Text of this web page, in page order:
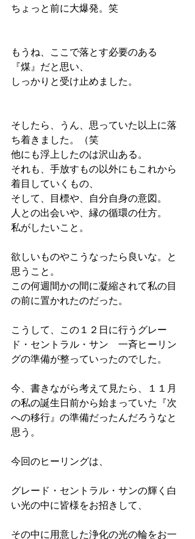
ちょっと前に大爆発。笑
もうね、ここで落とす必要のある
『煤』だと思い、
しっかりと受け止めました。
そしたら、うん、思っていた以上に落
ち着きました。（笑
他にも浮上したのは沢山ある。
それも、手放すもの以外にもこれから
着目していくもの、
そして、目標や、自分自身の意図。
人との出会いや、縁の循環の仕方。
私がしたいこと。
欲しいものやこうなったら良いな。と
思うこと。
この何週間かの間に凝縮されて私の目
の前に置かれたのだった。
こうして、この１２日に行うグレー
ド・セントラル・サン　一斉ヒーリン
グの準備が整っていったのでした。
今、書きながら考えて見たら、１１月
の私の誕生日前から始まっていた『次
への移行』の準備だったんだろうなと
思う。
今回のヒーリングは、
グレード・セントラル・サンの輝く白
い光の中に皆様をお招きして、
その中に用意した浄化の光の輪をお一